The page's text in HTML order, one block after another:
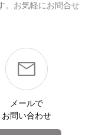
。お気軽にお問合せ
メールで
お問い合わせ